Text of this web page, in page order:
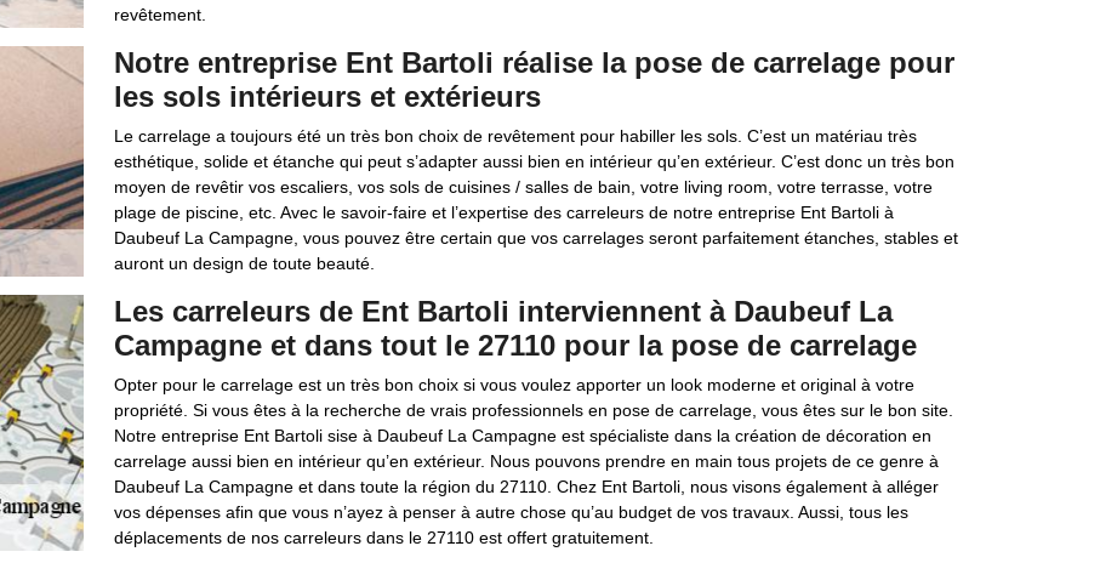
revêtement.
Notre entreprise Ent Bartoli réalise la pose de carrelage pour
les sols intérieurs et extérieurs
Le carrelage a toujours été un très bon choix de revêtement pour habiller les sols. C’est un matériau très
esthétique, solide et étanche qui peut s’adapter aussi bien en intérieur qu’en extérieur. C’est donc un très bon
moyen de revêtir vos escaliers, vos sols de cuisines / salles de bain, votre living room, votre terrasse, votre
plage de piscine, etc. Avec le savoir-faire et l’expertise des carreleurs de notre entreprise Ent Bartoli à
Daubeuf La Campagne, vous pouvez être certain que vos carrelages seront parfaitement étanches, stables et
auront un design de toute beauté.
Les carreleurs de Ent Bartoli interviennent à Daubeuf La
Campagne et dans tout le 27110 pour la pose de carrelage
Opter pour le carrelage est un très bon choix si vous voulez apporter un look moderne et original à votre
propriété. Si vous êtes à la recherche de vrais professionnels en pose de carrelage, vous êtes sur le bon site.
Notre entreprise Ent Bartoli sise à Daubeuf La Campagne est spécialiste dans la création de décoration en
carrelage aussi bien en intérieur qu’en extérieur. Nous pouvons prendre en main tous projets de ce genre à
Daubeuf La Campagne et dans toute la région du 27110. Chez Ent Bartoli, nous visons également à alléger
vos dépenses afin que vous n’ayez à penser à autre chose qu’au budget de vos travaux. Aussi, tous les
déplacements de nos carreleurs dans le 27110 est offert gratuitement.